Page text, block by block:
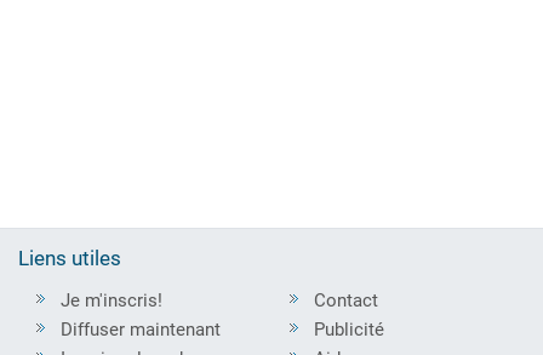
Liens utiles
Je m'inscris!
Diffuser maintenant
Contact
Publicité